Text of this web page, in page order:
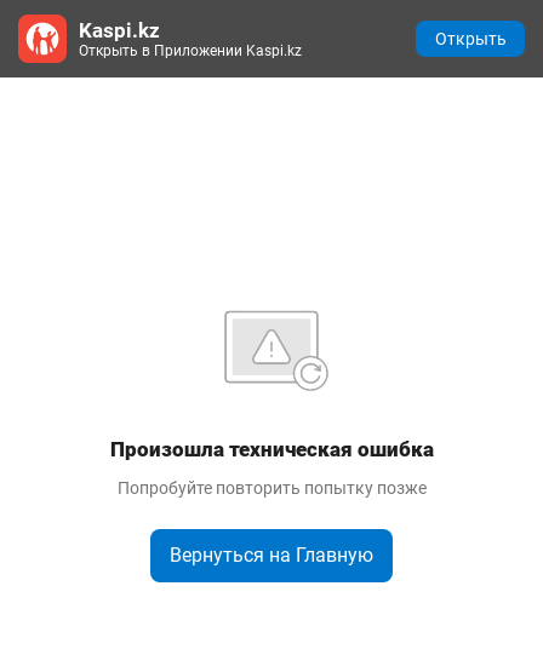
Произошла техническая ошибка
Попробуйте повторить попытку позже
Вернуться на Главную
Kaspi.kz
Открыть в Приложении Kaspi.kz
Открыть